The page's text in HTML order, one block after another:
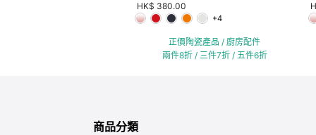
HK$ 380.00
+4
正價陶瓷產品 / 廚房配件
兩件8折 / 三件7折 / 五件6折
商品分類